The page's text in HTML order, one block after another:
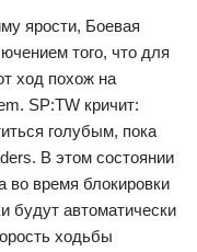
ярости, Боевая
того, что для
ход похож на
SP:TW кричит:
голубым, пока
В этом состоянии
во время блокировки
будут автоматически
ходьбы